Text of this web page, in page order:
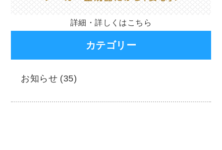
詳細・詳しくは こちら
カテゴリー
お知らせ (35)